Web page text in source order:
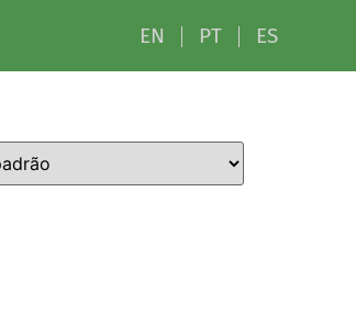
EN PT ES